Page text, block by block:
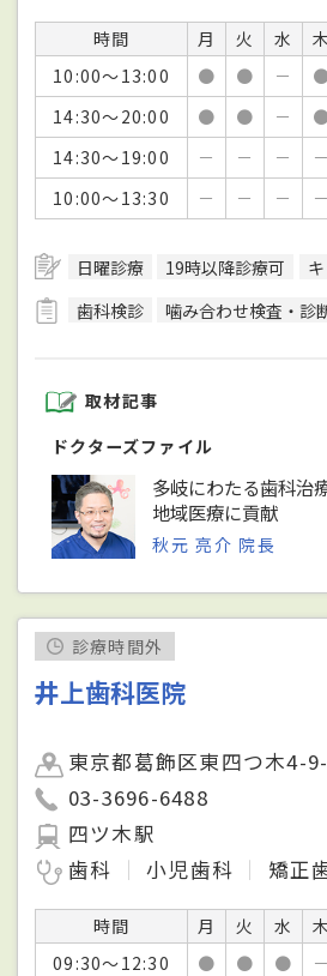
時間 月 火 水 木
10:00～13:00
● ● －
14:30～20:00
● ● －
14:30～19:00
－ － － －
10:00～13:30
－ － － －
日曜診療 19時以降診療可
歯科検診
噛み合わせ検査・診
取材記事
ドクターズファイル
多岐にわたる歯科治
地域医療に貢献
秋元 亮介 院長
診療時間外
井上歯科医院
東京都葛飾区東四つ木4-
03-3696-6488
四ツ木駅
歯科
小児歯科 矯正
時間 月 火 水 木
09:30～12:30
● ● ● －